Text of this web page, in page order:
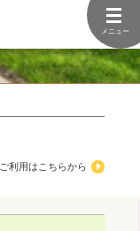
メニュー
ご利用はこちらから